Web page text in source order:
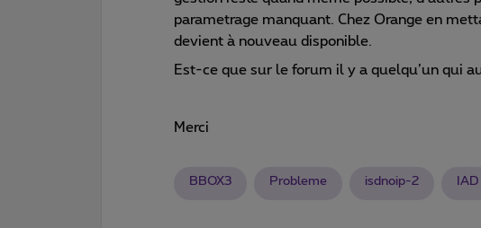
parametrage manquant. Chez Orange en
devient à nouveau disponible.
Est-ce que sur le forum il y a quelqu’un qui
Merci
BBOX3 Probleme isdnoip-2 IAD